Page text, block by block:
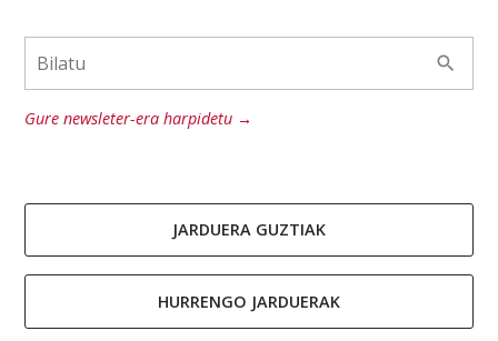
Gure newsleter-era harpidetu →
JARDUERA GUZTIAK
HURRENGO JARDUERAK